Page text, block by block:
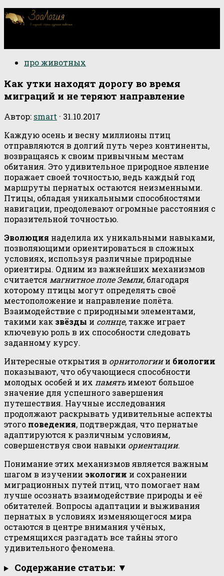
про животных
Как утки находят дорогу во время
миграций и не теряют направление
Автор: smart · 31.10.2017
Каждую осень и весну миллионы птиц
отправляются в долгий путь через континенты,
возвращаясь к своим привычным местам
обитания. Это удивительное природное явление
поражает своей точностью, ведь каждый год
маршруты пернатых остаются неизменными.
Птицы, обладая уникальными способностями
навигации, преодолевают огромные расстояния с
поразительной точностью.
Эволюция наделила их уникальными навыками,
позволяющими ориентироваться в сложных
условиях, используя различные природные
ориентиры. Одним из важнейших механизмов
считается магнитное поле Земли, благодаря
которому птицы могут определять своё
местоположение и направление полёта.
Взаимодействие с природными элементами,
такими как звёзды и солнце, также играет
ключевую роль в их способности следовать
заданному курсу.
Интересные открытия в орнитологиии биологии
показывают, что обучающиеся способности
молодых особей и их памятьимеют большое
значение для успешного завершения
путешествия. Научные исследования
продолжают раскрывать удивительные аспекты
этого поведения, подтверждая, что пернатые
адаптируются к различным условиям,
совершенствуя свои навыки ориентации.
Понимание этих механизмов является важным
шагом в изучении экологии и сохранении
миграционных путей птиц, что помогает нам
лучше осознать взаимодействие природы и её
обитателей. Вопросы адаптации и выживания
пернатых в условиях изменяющегося мира
остаются в центре внимания учёных,
стремящихся разгадать все тайны этого
удивительного феномена.
Содержание статьи: ▼